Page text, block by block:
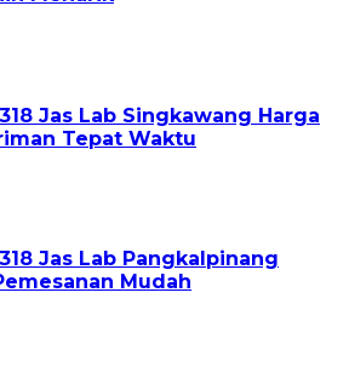
Jas Lab Singkawang Harga
Tepat Waktu
Jas Lab Pangkalpinang
Mudah